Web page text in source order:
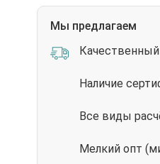
Мы предлагаем
Наличие
Все виды
Мелкий опт